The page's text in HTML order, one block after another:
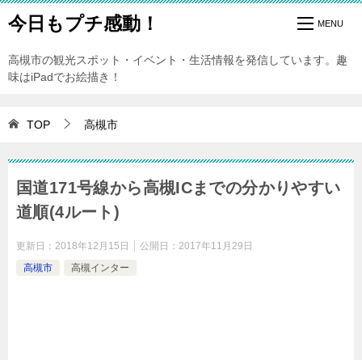
今日もプチ感動！
高槻市の観光スポット・イベント・生活情報を発信しています。趣
味はiPadでお絵描き！
TOP 高槻市
国道171号線から高槻ICまでの分かりやすい
道順(4ルート)
更新日： 2018年12月15日 公開日： 2017年11月29日
高槻市
高槻インター